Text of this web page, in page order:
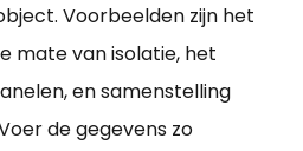
Voorbeelden zijn het
mate van isolatie, het
en samenstelling
de gegevens zo